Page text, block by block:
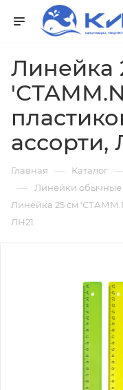
Линейка
ассорти,
Главная — Каталог
— Линейки обычные
Линейка 25 см
ЛН21